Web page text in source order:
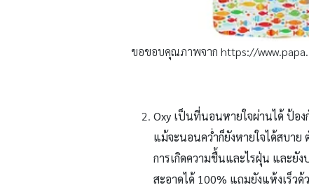
ขอขอบคุณภาพจาก https://
Oxy เป็นที่นอนหายใจผ่านได้ ป้อง
แม้จะนอนคว่ำก็ยังหายใจได้สบาย
การเกิดความชื้นและไรฝุ่น และยั
สะอาดได้ 100% แถมยังแห้งเร็วด้